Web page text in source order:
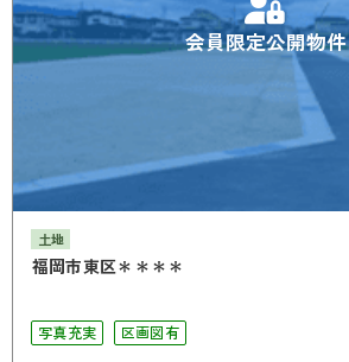
会員限定公開物件
土地
福岡市東区＊＊＊＊
写真充実
区画図有